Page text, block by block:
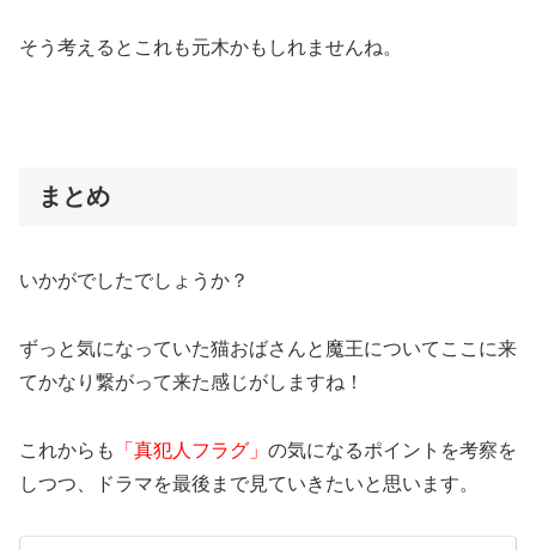
そう考えるとこれも元木かもしれませんね。
まとめ
いかがでしたでしょうか？
ずっと気になっていた猫おばさんと魔王についてここに来
てかなり繋がって来た感じがしますね！
これからも 「真犯人フラグ」 の気になるポイントを考察を
しつつ、ドラマを最後まで見ていきたいと思います。